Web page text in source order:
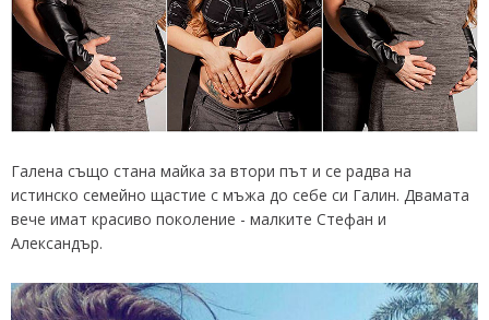
Галена също стана майка за втори път и се радва на
истинско семейно щастие с мъжа до себе си Галин. Двамата
вече имат красиво поколение - малките Стефан и
Александър.